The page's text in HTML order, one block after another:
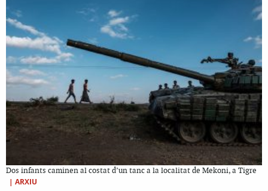
Dos infants caminen al costat d’un tanc a la localitat de Mekoni, a Tigre
| ARXIU